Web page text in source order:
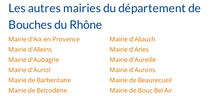
Les autres mairies du département de
Bouches du Rhône
Mairie d'Aix en Provence
Mairie d'Allauch
Mairie d'Alleins
Mairie d'Arles
Mairie d'Aubagne
Mairie d'Aureille
Mairie d'Auriol
Mairie d'Aurons
Mairie de Barbentane
Mairie de Beaurecueil
Mairie de Belcodène
Mairie de Bouc Bel Air